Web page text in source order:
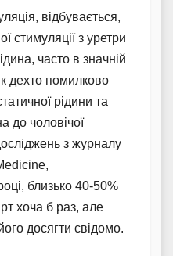
відбувається,
стимуляції з уретри
часто в значній
дехто помилково
рідини та
до чоловічої
з журналу
близько 40-50%
хоча б раз, але
досягти свідомо.